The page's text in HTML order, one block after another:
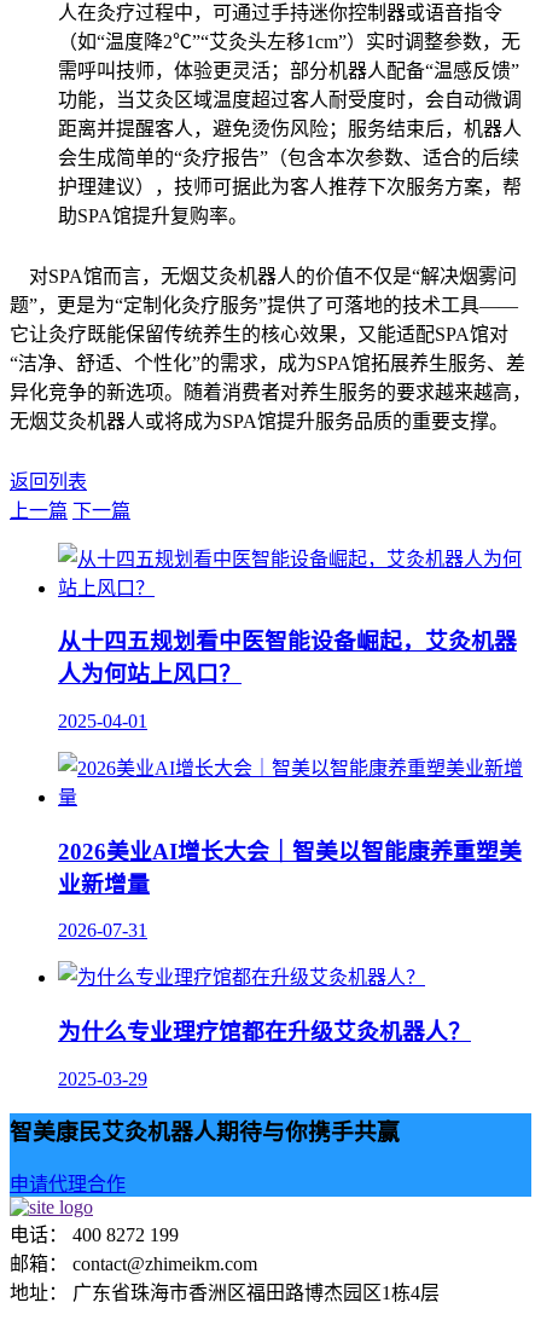
人在灸疗过程中，可通过手持迷你控制器或语音指令
（如“温度降2℃”“艾灸头左移1cm”）实时调整参数，无
需呼叫技师，体验更灵活；部分机器人配备“温感反馈”
功能，当艾灸区域温度超过客人耐受度时，会自动微调
距离并提醒客人，避免烫伤风险；服务结束后，机器人
会生成简单的“灸疗报告”（包含本次参数、适合的后续
护理建议），技师可据此为客人推荐下次服务方案，帮
助SPA馆提升复购率。
对SPA馆而言，无烟艾灸机器人的价值不仅是“解决烟雾问
题”，更是为“定制化灸疗服务”提供了可落地的技术工具——
它让灸疗既能保留传统养生的核心效果，又能适配SPA馆对
“洁净、舒适、个性化”的需求，成为SPA馆拓展养生服务、差
异化竞争的新选项。随着消费者对养生服务的要求越来越高，
无烟艾灸机器人或将成为SPA馆提升服务品质的重要支撑。
返回列表
上一篇 下一篇
从十四五规划看中医智能设备崛起，艾灸机器
人为何站上风口？
2025-04-01
2026美业AI增长大会｜智美以智能康养重塑美
业新增量
2026-07-31
为什么专业理疗馆都在升级艾灸机器人？
2025-03-29
智美康民艾灸机器人期待与你携手共赢
申请代理合作
电话： 400 8272 199
邮箱： contact@zhimeikm.com
地址： 广东省珠海市香洲区福田路博杰园区1栋4层